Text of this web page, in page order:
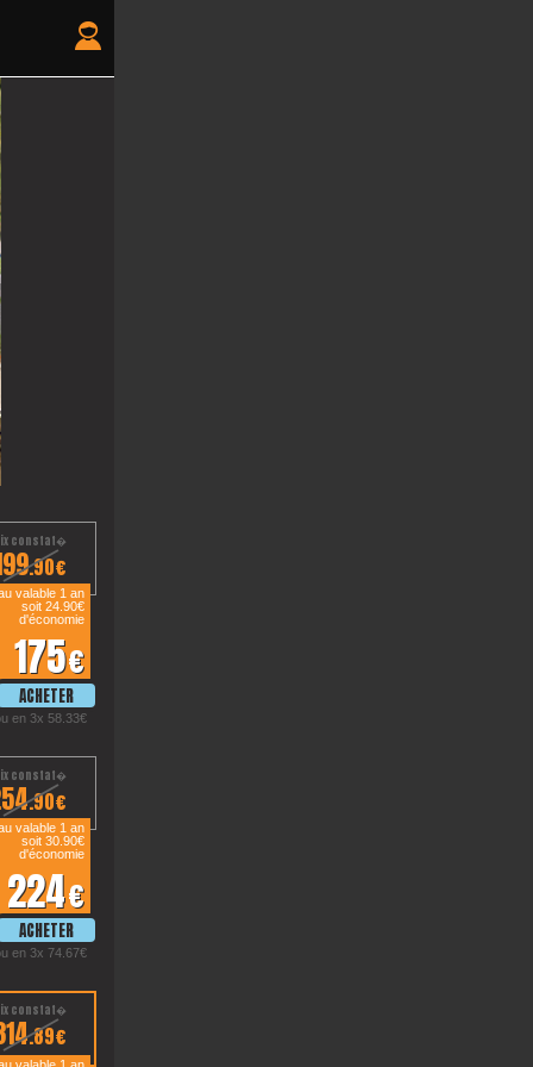
.90€
valable 1 an
175€
en 3x 58.33€
soit 24.90€
d'économie
.90€
valable 1 an
224€
en 3x 74.67€
soit 30.90€
d'économie
.89€
valable 1 an